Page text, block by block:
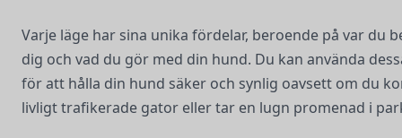
Varje läge har sina unika fördelar, beroende på var du
dig och vad du gör med din hund. Du kan använda
för att hålla din hund säker och synlig oavsett om du
livligt trafikerade gator eller tar en lugn promenad i